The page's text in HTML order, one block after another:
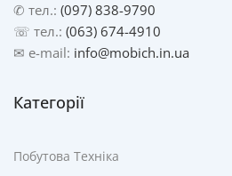
✆ тел.: (097) 838-9790
☏ тел.: (063) 674-4910
✉ e-mail: info@mobich.in.ua
Категорії
Побутова Техніка